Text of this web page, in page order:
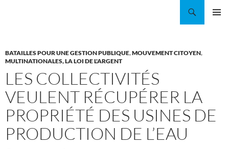
BATAILLES POUR UNE GESTION PUBLIQUE,MOUVEMENT CITOYEN,
MULTINATIONALES, LA LOI DE L'ARGENT
LES COLLECTIVITÉS
VEULENT RÉCUPÉRER LA
PROPRIÉTÉ DES USINES DE
PRODUCTION DE L’EAU